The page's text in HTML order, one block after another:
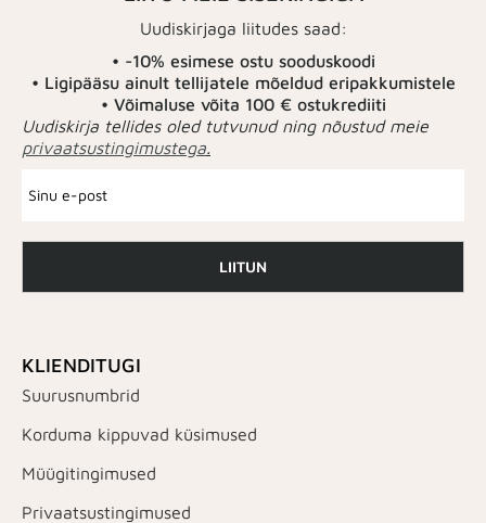
Uudiskirjaga liitudes saad:
• -10% esimese ostu sooduskoodi
• Ligipääsu ainult tellijatele mõeldud eripakkumistele
• Võimaluse võita 100 € ostukrediiti
Uudiskirja tellides oled tutvunud ning nõustud meie
privaatsustingimustega.
LIITUN
KLIENDITUGI
Suurusnumbrid
Korduma kippuvad küsimused
Müügitingimused
Privaatsustingimused